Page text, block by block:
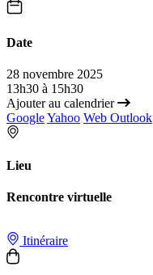
Date
28 novembre 2025
13h30 à 15h30
Ajouter au calendrier
GoogleYahoo Web Outlook
Lieu
Rencontre virtuelle
Itinéraire